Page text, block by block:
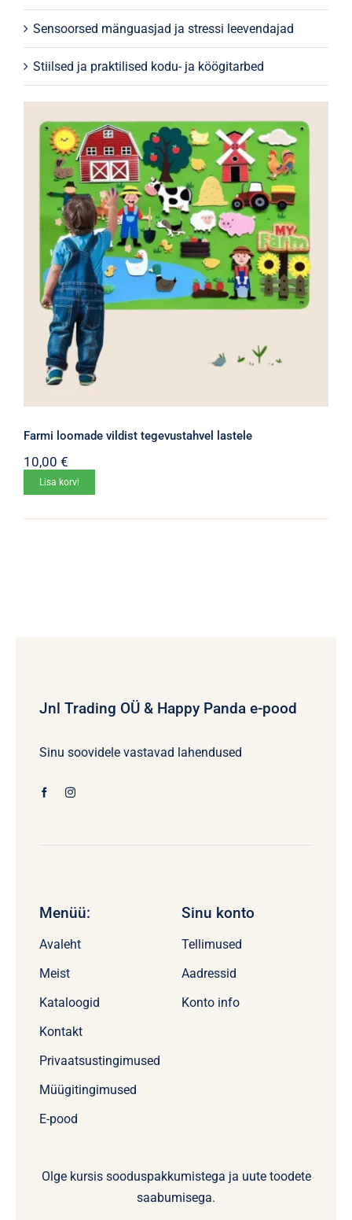
Sensoorsed mänguasjad ja stressi leevendajad
Stiilsed ja praktilised kodu- ja köögitarbed
Farmi loomade vildist tegevustahvel lastele
10,00 €
Lisa korvi
Jnl Trading OÜ & Happy Panda e-pood
Sinu soovidele vastavad lahendused
Menüü:
Avaleht
Meist
Kataloogid
Kontakt
Privaatsustingimused
Müügitingimused
E-pood
Sinu konto
Tellimused
Aadressid
Konto info
Olge kursis sooduspakkumistega ja uute toodete
saabumisega.